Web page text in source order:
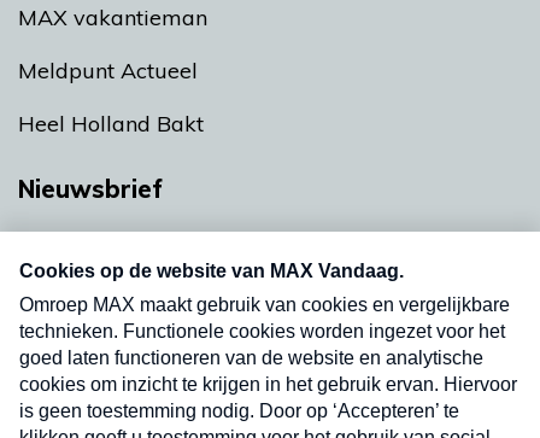
MAX vakantieman
Meldpunt Actueel
Heel Holland Bakt
Nieuwsbrief
nieuwsbrief. Elke vrijdag- en dinsdagochtend in
uw mailbox.
Verzend